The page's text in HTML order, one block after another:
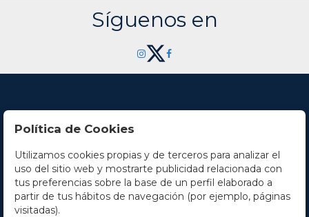
Síguenos en
Contacto
Horario
La empresa
Política de Cookies
Utilizamos cookies propias y de terceros para analizar el
uso del sitio web y mostrarte publicidad relacionada con
tus preferencias sobre la base de un perfil elaborado a
partir de tus hábitos de navegación (por ejemplo, páginas
visitadas).